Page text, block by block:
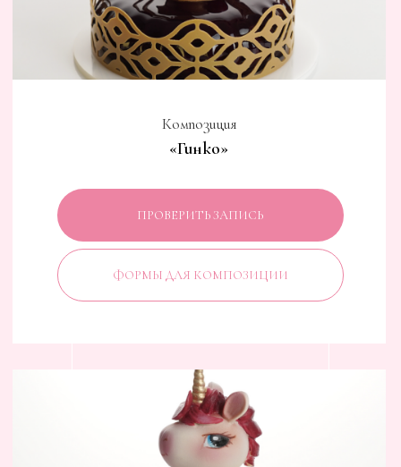
ПРОВЕРИТЬ ЗАПИСЬ
ПРОВЕРИТЬ ЗАПИСЬ
ФОРМЫ ДЛЯ КОМПОЗИЦИИ